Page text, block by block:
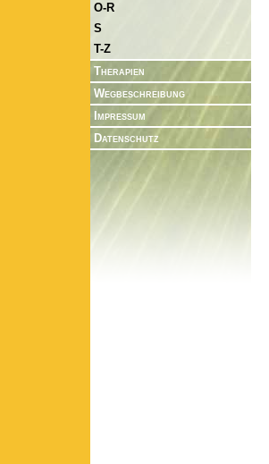
O-R
S
T-Z
Therapien
Wegbeschreibung
Impressum
Datenschutz